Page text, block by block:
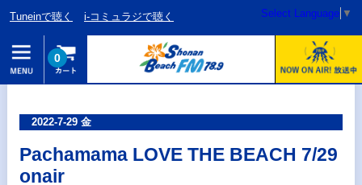
Tuneinで聴く i-コミュラジで聴く Select Language ▼
0
2022-7-29 金
Pachamama LOVE THE BEACH 7/29
onair